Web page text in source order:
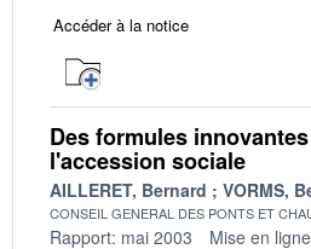
Accéder à la notice
Des formules
l'accession sociale
AILLERET, Bernard VORMS,
CONSEIL GENERAL DES PONTS ET
Rapport: mai 2003 Mise en